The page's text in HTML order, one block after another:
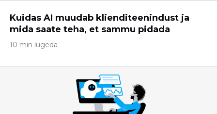
Kuidas AI muudab klienditeenindust ja
mida saate teha, et sammu pidada
10 min lugeda